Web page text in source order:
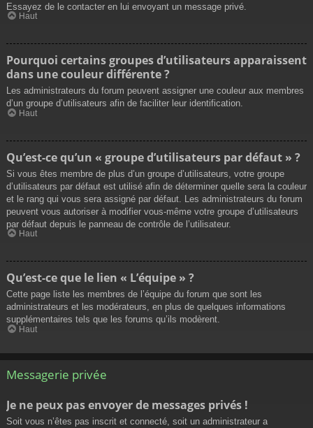
Essayez de le contacter en lui envoyant un message privé.
Haut
Pourquoi certains groupes d’utilisateurs apparaissent
dans une couleur différente ?
Les administrateurs du forum peuvent assigner une couleur aux membres
d’un groupe d’utilisateurs afin de faciliter leur identification.
Haut
Qu’est-ce qu’un « groupe d’utilisateurs par défaut » ?
Si vous êtes membre de plus d’un groupe d’utilisateurs, votre groupe
d’utilisateurs par défaut est utilisé afin de déterminer quelle sera la couleur
et le rang qui vous sera assigné par défaut. Les administrateurs du forum
peuvent vous autoriser à modifier vous-même votre groupe d’utilisateurs
par défaut depuis le panneau de contrôle de l’utilisateur.
Haut
Qu’est-ce que le lien « L’équipe » ?
Cette page liste les membres de l’équipe du forum que sont les
administrateurs et les modérateurs, en plus de quelques informations
supplémentaires tels que les forums qu’ils modèrent.
Haut
Messagerie privée
Je ne peux pas envoyer de messages privés !
Soit vous n’êtes pas inscrit et connecté, soit un administrateur a